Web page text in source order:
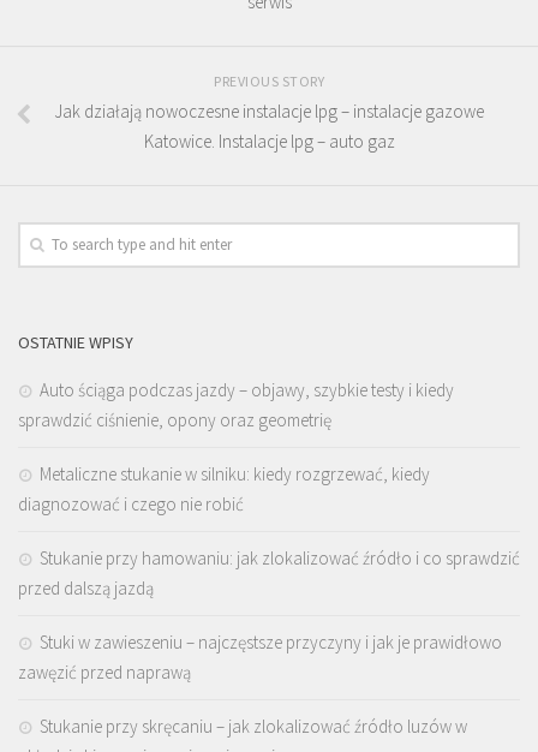
PREVIOUS STORY
Jak działają nowoczesne instalacje lpg – instalacje gazowe
Katowice. Instalacje lpg – auto gaz
OSTATNIE WPISY
Auto ściąga podczas jazdy – objawy, szybkie testy i kiedy
sprawdzić ciśnienie, opony oraz geometrię
Metaliczne stukanie w silniku: kiedy rozgrzewać, kiedy
diagnozować i czego nie robić
Stukanie przy hamowaniu: jak zlokalizować źródło i co sprawdzić
przed dalszą jazdą
Stuki w zawieszeniu – najczęstsze przyczyny i jak je prawidłowo
zawęzić przed naprawą
Stukanie przy skręcaniu – jak zlokalizować źródło luzów w